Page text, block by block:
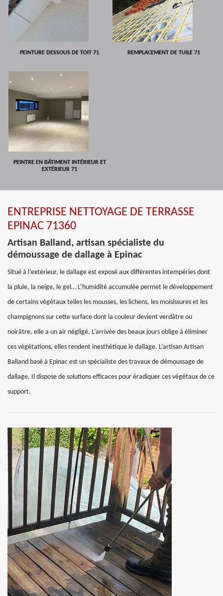
PEINTURE DESSOUS DE TOIT 71 REMPLACEMENT DE TUILE 71
PEINTRE EN BÂTIMENT INTÉRIEUR ET
EXTÉRIEUR 71
ENTREPRISE NETTOYAGE DE TERRASSE
EPINAC 71360
Artisan Balland, artisan spécialiste du
démoussage de dallage à Epinac
Situé à l’extérieur, le dallage est exposé aux différentes intempéries dont
la pluie, la neige, le gel… L’humidité accumulée permet le développement
de certains végétaux telles les mousses, les lichens, les moisissures et les
champignons sur cette surface dont la couleur devient verdâtre ou
noirâtre, elle a un air négligé. L’arrivée des beaux jours oblige à éliminer
ces végétations, elles rendent inesthétique le dallage. L’artisan Artisan
Balland basé à Epinac est un spécialiste des travaux de démoussage de
dallage. Il dispose de solutions efficaces pour éradiquer ces végétaux de ce
support.